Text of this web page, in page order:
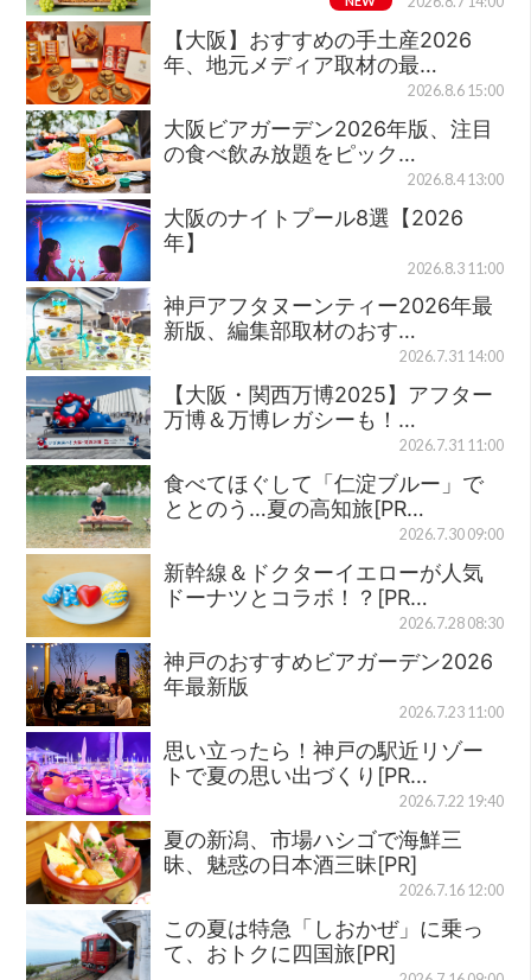
【大阪】おすすめの手土産2026
年、地元メディア取材の最…
2026.8.6 15:00
大阪ビアガーデン2026年版、注目
の食べ飲み放題をピック…
2026.8.4 13:00
大阪のナイトプール8選【2026
年】
2026.8.3 11:00
神戸アフタヌーンティー2026年最
新版、編集部取材のおす…
2026.7.31 14:00
【大阪・関西万博2025】アフター
万博＆万博レガシーも！…
2026.7.31 11:00
食べてほぐして「仁淀ブルー」で
ととのう…夏の高知旅[PR…
2026.7.30 09:00
新幹線＆ドクターイエローが人気
ドーナツとコラボ！？[PR…
2026.7.28 08:30
神戸のおすすめビアガーデン2026
年最新版
2026.7.23 11:00
思い立ったら！神戸の駅近リゾー
トで夏の思い出づくり[PR…
2026.7.22 19:40
夏の新潟、市場ハシゴで海鮮三
昧、魅惑の日本酒三昧[PR]
2026.7.16 12:00
この夏は特急「しおかぜ」に乗っ
て、おトクに四国旅[PR]